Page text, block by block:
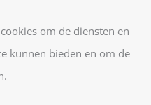
om de diensten en
kunnen bieden en om de